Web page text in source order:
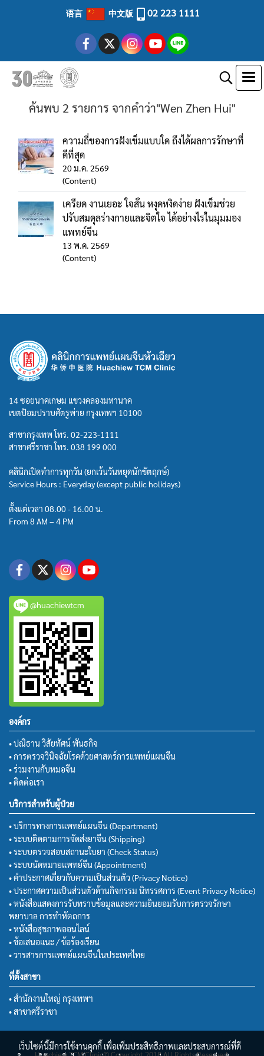
语言 中文版 02 223 1111
ค้นพบ 2 รายการ จากคำว่า"Wen Zhen Hui"
ความถี่ของการฝังเข็มแบบใด ถึงได้ผลการรักษาที่
ดีที่สุด
20 ม.ค. 2569
(Content)
เครียด งานเยอะ ใจสั่น หงุดหงิดง่าย ฝังเข็มช่วย
ปรับสมดุลร่างกายและจิตใจ ได้อย่างไรในมุมมอง
แพทย์จีน
13 พ.ค. 2569
(Content)
14 ซอยนาคเกษม แขวงคลองมหานาค
เขตป้อมปราบศัตรูพ่าย กรุงเทพฯ 10100
สาขากรุงเทพ โทร. 02-223-1111
สาขาศรีราชา โทร. 038 199 000
คลินิกเปิดทำการทุกวัน (ยกเว้นวันหยุดนักขัตฤกษ์)
Service Hours : Everyday (except public holidays)
ตั้งแต่เวลา 08.00 - 16.00 น.
From 8 AM – 4 PM
@huachiewtcm
องค์กร
• ปณิธาน วิสัยทัศน์ พันธกิจ
• การตรวจวินิจฉัยโรคด้วยศาสตร์การแพทย์แผนจีน
• ร่วมงานกับหมอจีน
• ติดต่อเรา
บริการสำหรับผู้ป่วย
• บริการทางการแพทย์แผนจีน (Department)
• ระบบติดตามการจัดส่งยาจีน (Shipping)
• ระบบตรวจสอบสถานะใบยา (Check Status)
• ระบบนัดหมายแพทย์จีน (Appointment)
• คำประกาศเกี่ยวกับความเป็นส่วนตัว (Privacy Notice)
• ประกาศความเป็นส่วนตัวด้านกิจกรรม นิทรรศการ (Event Privacy Notice)
• หนังสือแสดงการรับทราบข้อมูลและความยินยอมรับการตรวจรักษา
พยาบาล การทำหัตถการ
• หนังสือสุขภาพออนไลน์
• ข้อเสนอแนะ / ข้อร้องเรียน
• วารสารการแพทย์แผนจีนในประเทศไทย
ที่ตั้งสาขา
• สำนักงานใหญ่ กรุงเทพฯ
• สาขาศรีราชา
เว็บไซต์นี้มีการใช้งานคุกกี้ เพื่อเพิ่มประสิทธิภาพและประสบการณ์ที่ดี